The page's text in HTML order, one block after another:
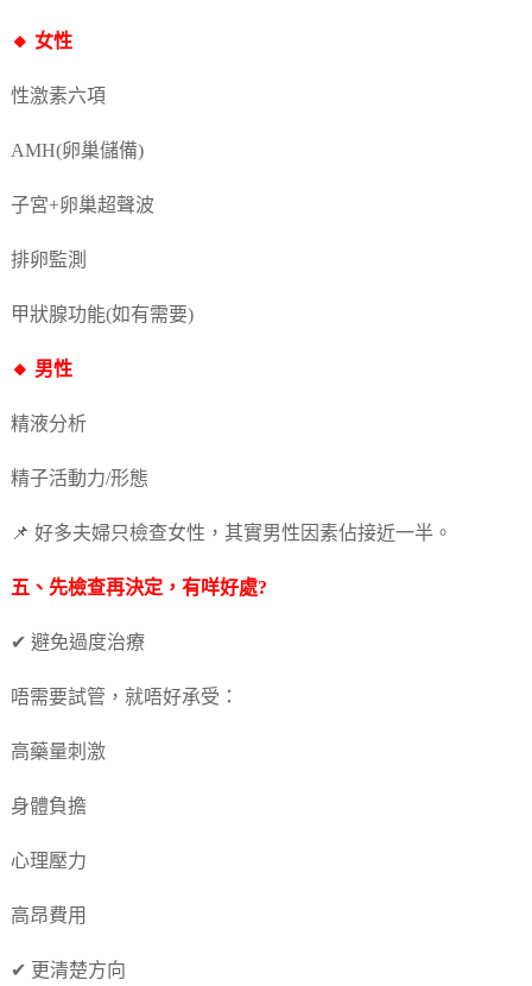
🔸 女性
性激素六項
AMH(卵巢儲備)
子宮+卵巢超聲波
排卵監測
甲狀腺功能(如有需要)
🔸 男性
精液分析
精子活動力/形態
📌 好多夫婦只檢查女性，其實男性因素佔接近一半。
五、先檢查再決定，有咩好處?
✔ 避免過度治療
唔需要試管，就唔好承受：
高藥量刺激
身體負擔
心理壓力
高昂費用
✔ 更清楚方向